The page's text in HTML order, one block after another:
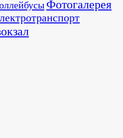
Фотогалерея